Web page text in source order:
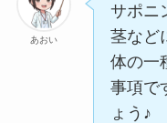
あおい
サポニ
茎など
体の一
事項で
ょう♪